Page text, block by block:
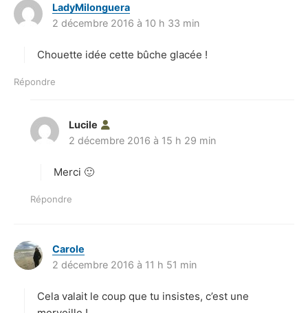
LadyMilonguera
i
2 décembre 2016 à 10 h 33 min
Chouette idée cette bûche glacée !
Répondre
Lucile
i
2 décembre 2016 à 15 h 29 min
Merci 🙂
Répondre
Carole
i
2 décembre 2016 à 11 h 51 min
Cela valait le coup que tu insistes, c’est une